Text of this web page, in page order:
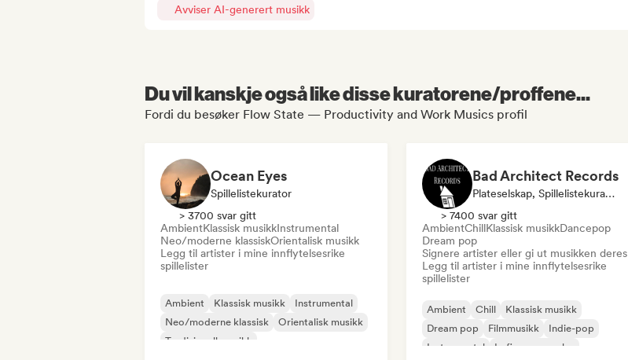
Avviser AI-generert musikk
Du vil kanskje også like disse kuratorene/proffene...
Fordi du besøker Flow State — Productivity and Work Musics profil
Ocean Eyes
Spillelistekurator
> 3700 svar gitt
AmbientKlassisk musikkInstrumental
Neo/moderne klassiskOrientalisk musikk
Legg til artister i mine innflytelsesrike
spillelister
Ambient Klassisk musikk
Instrumental
Neo/moderne klassisk
Orientalisk musikk
Tradisjonell musikk
Bad Architect Records
Plateselskap, Spillelistekurator
> 7400 svar gitt
AmbientChillKlassisk musikkDancepop
Dream pop
Signere artister eller gi ut musikken deres
Legg til artister i mine innflytelsesrike
spillelister
Ambient Chill
Klassisk musikk
Dream pop
Filmmusikk
Indie-pop
Instrumental
Lofi-soveværelse